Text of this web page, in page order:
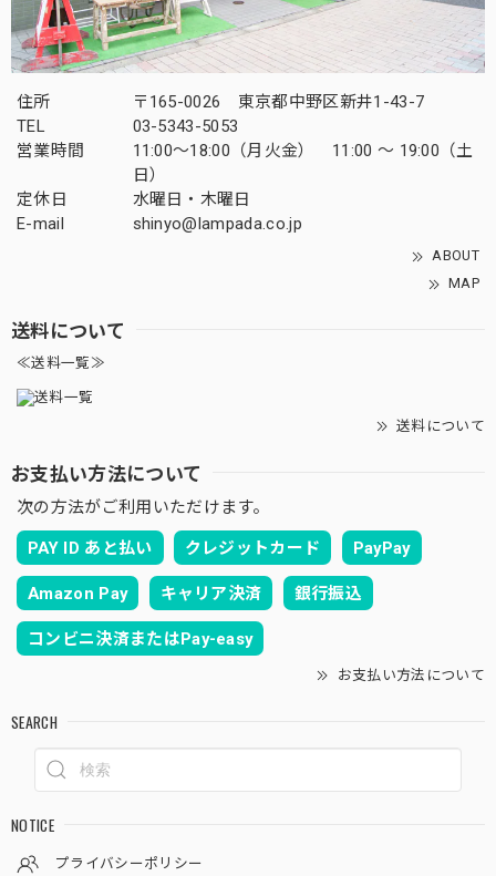
住所
〒165-0026 東京都中野区新井1-43-7
TEL
03-5343-5053
営業時間
11:00～18:00（月火金） 11:00 ～ 19:00（土
日）
定休日
水曜日・木曜日
E-mail
shinyo@lampada.co.jp
ABOUT
MAP
送料について
≪送料一覧≫
送料について
お支払い方法について
次の方法がご利用いただけます。
PAY ID あと払い クレジットカード PayPay
Amazon Pay キャリア決済 銀行振込
コンビニ決済またはPay-easy
お支払い方法について
SEARCH
NOTICE
プライバシーポリシー